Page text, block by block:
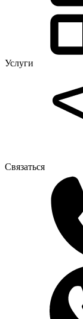
Услуги
Связаться